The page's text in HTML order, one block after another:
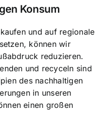
Konsum
und auf regionale
können wir
reduzieren.
und recyceln sind
des nachhaltigen
in unseren
einen großen